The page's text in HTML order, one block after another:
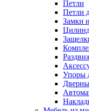
Петли
Петли
Замки
Упоры